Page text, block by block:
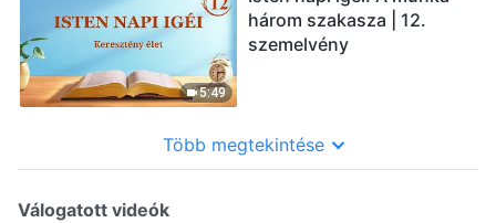
5:49
három szakasza | 12.
szemelvény
Több megtekintése
Válogatott videók